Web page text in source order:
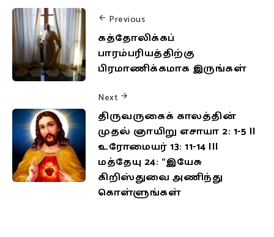
Previous
கத்தோலிக்கப்
பாரம்பரியத்திற்கு
பிரமாணிக்கமாக இருங்கள்
Next
திருவருகைக் காலத்தின்
முதல் ஞாயிறு எசாயா 2: 1-5 II
உரோமையர் 13: 11-14 III
மத்தேயு 24: “இயேசு
கிறிஸ்துவை அணிந்து
கொள்ளுங்கள்